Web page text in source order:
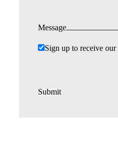
Message
Sign up to receive our
Submit